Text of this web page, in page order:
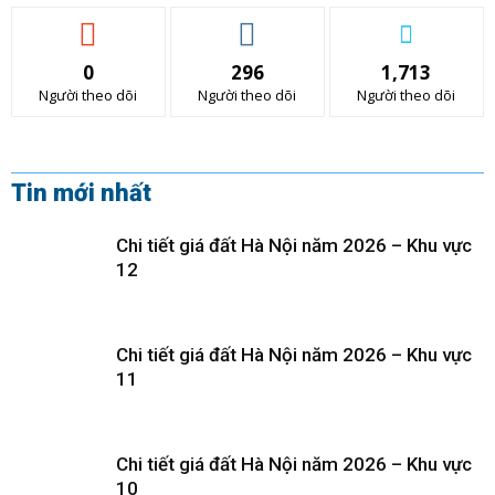
0
Người theo dõi
296
Người theo dõi
1,713
Người theo dõi
Tin mới nhất
Chi tiết giá đất Hà Nội năm 2026 – Khu vực
12
Chi tiết giá đất Hà Nội năm 2026 – Khu vực
11
Chi tiết giá đất Hà Nội năm 2026 – Khu vực
10